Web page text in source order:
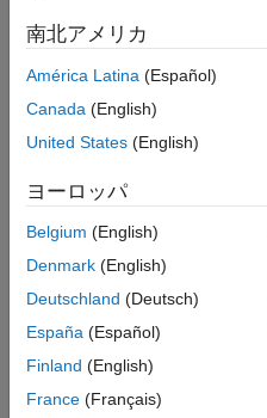
Examples
Ports
Extended Capabilities
Version History
Description
The J1939 CAN Transport
that your model transmits or
Time™CAN library blocks.
Connect the input side of
messages. Connect the
transmits the J1939
block so that a CAN
message is available.
when J1939 messages are
Examples
南北アメリカ
América Latina (Español)
Canada (English)
United States (English)
ヨーロッパ
Belgium (English)
Denmark (English)
Deutschland (Deutsch)
España (Español)
Finland (English)
France (Français)